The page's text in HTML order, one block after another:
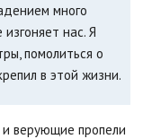
много
нас. Я
помолиться о
в этой жизни.
верующие пропели